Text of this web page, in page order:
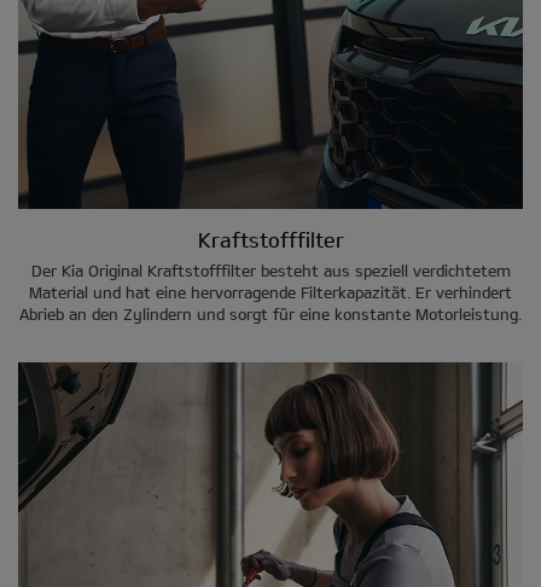
Kraftstofffilter
Der Kia Original Kraftstofffilter besteht aus speziell verdichtetem
Material und hat eine hervorragende Filterkapazität. Er verhindert
Abrieb an den Zylindern und sorgt für eine konstante Motorleistung.